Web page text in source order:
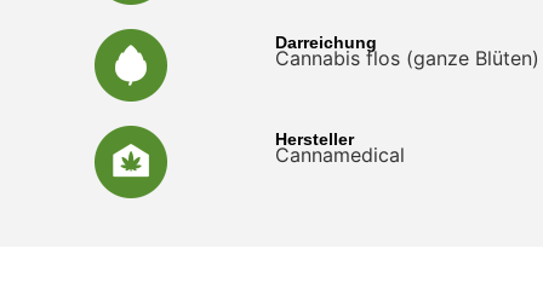
Darreichung
Cannabis flos (ganze Blüten)
Hersteller
Cannamedical